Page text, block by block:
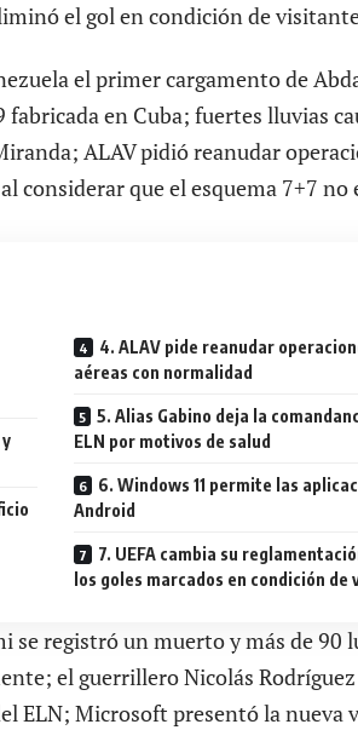
el gol en condición de
el primer cargamento de
en Cuba; fuertes lluvias
ALAV pidió reanudar
considerar que el esquema 7+7 no
4. ALAV pide reanudar
aéreas con normalidad
5. Alias Gabino deja la
ELN por motivos de salud
6. Windows 11 permite las
Android
7. UEFA cambia su
los goles marcados en condición de
registró un muerto y más de 90
el guerrillero Nicolás
ELN; Microsoft presentó la nueva